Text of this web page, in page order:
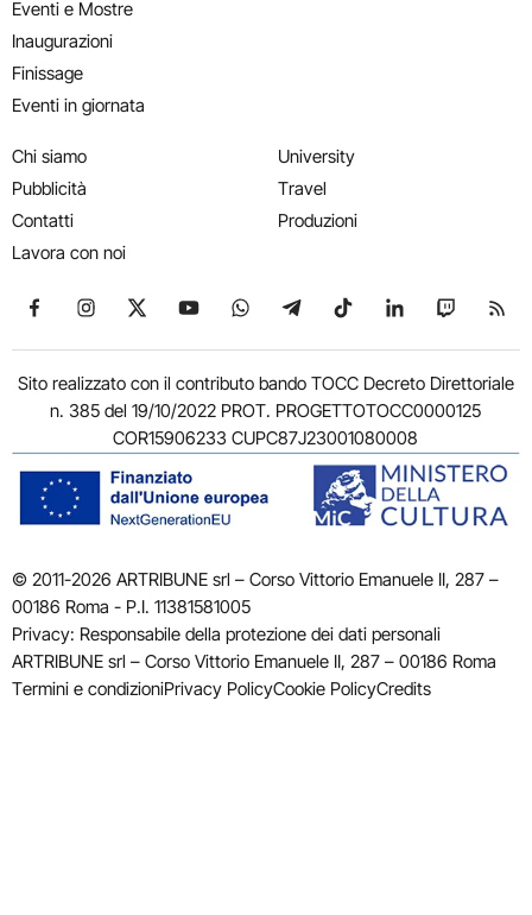
Eventi e Mostre
Inaugurazioni
Finissage
Eventi in giornata
Chi siamo
Pubblicità
Contatti
Lavora con noi
University
Travel
Produzioni
Seguici su Facebook
Seguici su Instagram
Seguici su X
Seguici su YouTube
Seguici su WhatsApp
Seguici su Telegram
Seguici su TikTok
Seguici su
Seguici
Sito realizzato con il contributo bando TOCC Decreto Direttoriale
n. 385 del 19/10/2022 PROT. PROGETTOTOCC0000125
COR15906233 CUPC87J23001080008
© 2011-2026 ARTRIBUNE srl – Corso Vittorio Emanuele II, 287 –
00186 Roma - P.I. 11381581005
Privacy: Responsabile della protezione dei dati personali
ARTRIBUNE srl – Corso Vittorio Emanuele II, 287 – 00186 Roma
Termini e condizioniPrivacy PolicyCookie PolicyCredits